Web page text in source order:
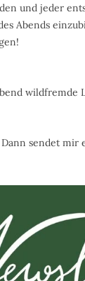
und jeder
Abends
wildfremde
sendet mir